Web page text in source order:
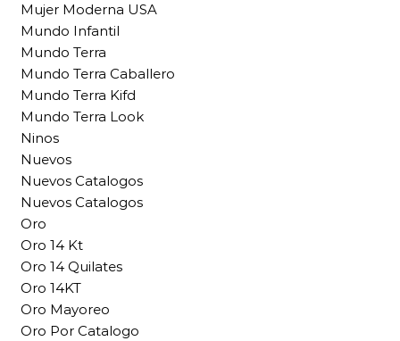
Mujer Moderna USA
Mundo Infantil
Mundo Terra
Mundo Terra Caballero
Mundo Terra Kifd
Mundo Terra Look
Ninos
Nuevos
Nuevos Catalogos
Nuevos Catalogos
Oro
Oro 14 Kt
Oro 14 Quilates
Oro 14KT
Oro Mayoreo
Oro Por Catalogo